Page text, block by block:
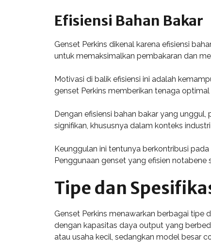
Efisiensi Bahan Bakar
Genset Perkins dikenal karena efisiensi
untuk memaksimalkan pembakaran dan
Motivasi di balik efisiensi ini adalah
genset Perkins memberikan tenaga
Dengan efisiensi bahan bakar yang
signifikan, khususnya dalam konteks
Keunggulan ini tentunya berkontribusi
Penggunaan genset yang efisien
Tipe dan
Genset Perkins menawarkan berbagai tipe
dengan kapasitas daya output yang
atau usaha kecil, sedangkan model besar